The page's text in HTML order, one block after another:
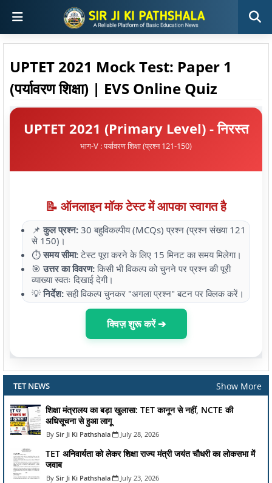
UPTET 2021 Mock Test: Paper 1
(पर्यावरण शिक्षा) | EVS Online Quiz
UPTET 2021 (Primary Level) - निरस्त
भाग-V : पर्यावरण शिक्षा (प्रश्न 121-150)
📝 ऑनलाइन मॉक टेस्ट में आपका स्वागत है
📌कुल प्रश्न: 30 बहुविकल्पीय (MCQs) प्रश्न (प्रश्न संख्या 121
से 150)।
⏱️समय सीमा:टेस्ट पूरा करने के लिए 15 मिनट का समय मिलेगा।
🎯उत्तर का विवरण:किसी भी विकल्प को चुनने पर प्रश्न की पूरी
व्याख्या स्वतः दिखाई देगी।
💡निर्देश:सही विकल्प चुनकर "अगला प्रश्न" बटन पर क्लिक करें।
क्विज़ शुरू करें ➔
TET NEWS Show More
शिक्षा मंत्रालय का बड़ा खुलासा: TET कानून से नहीं, NCTE की
अधिसूचना से हुआ लागू
Sir Ji Ki Pathshala July 28, 2026
TET अनिवार्यता को लेकर शिक्षा राज्य मंत्री जयंत चौधरी का लोकसभा में
जवाब
Sir Ji Ki Pathshala July 23, 2026